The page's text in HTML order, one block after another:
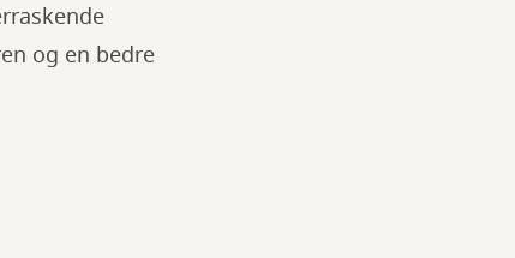
og en bedre